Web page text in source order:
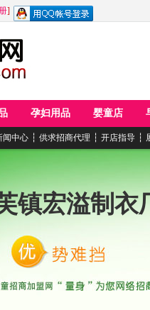
]
孕妇用品 婴童店
闻中心 ┆ 供求招商代理 ┆ 开店指导 ┆
镇宏溢制衣